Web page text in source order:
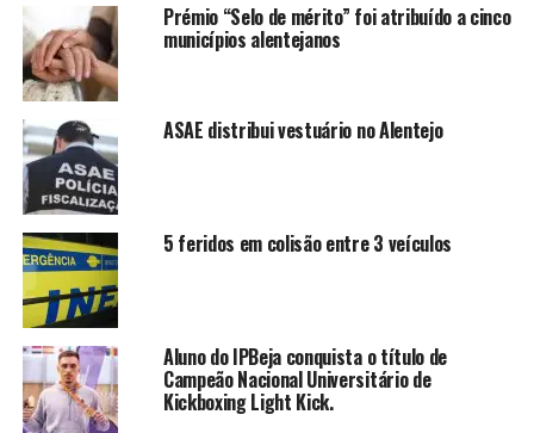
Prémio “Selo de mérito” foi atribuído a cinco
municípios alentejanos
ASAE distribui vestuário no Alentejo
5 feridos em colisão entre 3 veículos
Aluno do IPBeja conquista o título de
Campeão Nacional Universitário de
Kickboxing Light Kick.